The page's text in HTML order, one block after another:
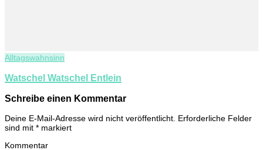
Alltagswahnsinn
Watschel Watschel Entlein
Schreibe einen Kommentar
Deine E-Mail-Adresse wird nicht veröffentlicht. Erforderliche Felder
sind mit * markiert
Kommentar